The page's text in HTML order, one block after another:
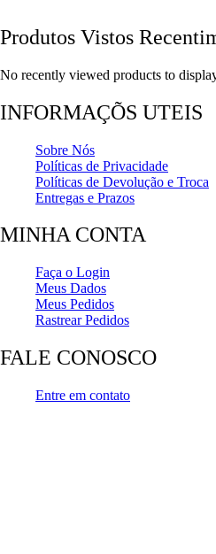
Produtos Vistos
No recently viewed products to
INFORMAÇÕS UTEIS
Sobre Nós
Políticas de Privacidade
Políticas de Devolução e Troca
Entregas e Prazos
MINHA CONTA
Faça o Login
Meus Dados
Meus Pedidos
Rastrear Pedidos
FALE CONOSCO
Entre em contato